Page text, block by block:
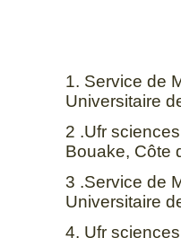
1. Service de
Universitaire
2 .Ufr
Bouake, Côte
3 .Service de
Universitaire
4. Ufr